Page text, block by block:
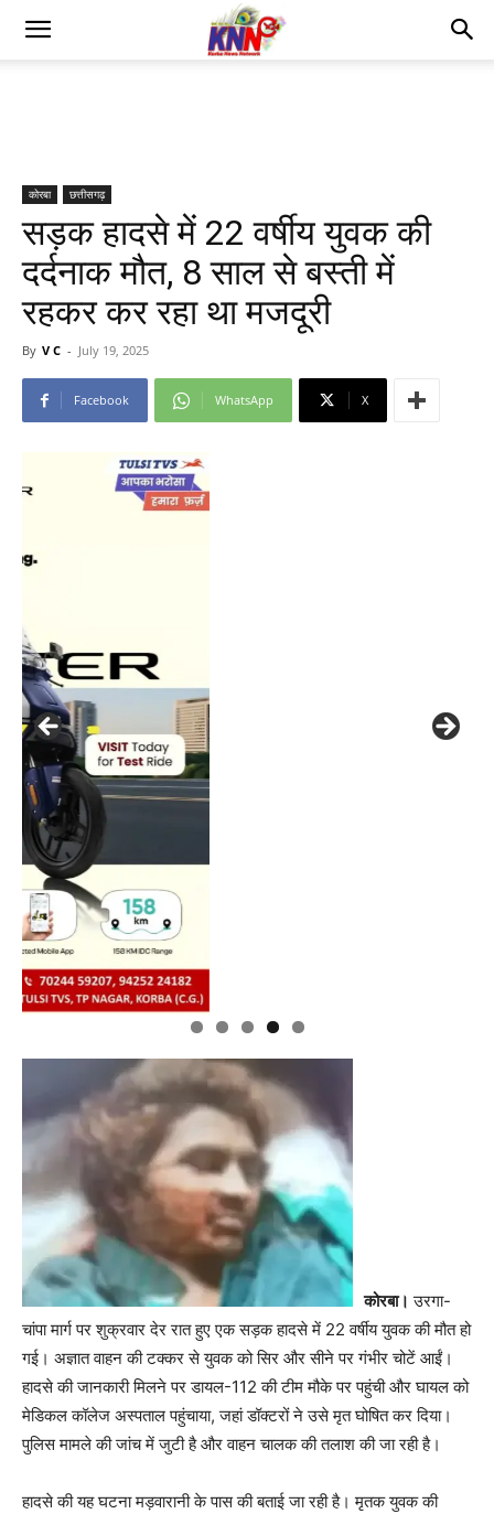
कोरबा छत्तीसगढ़
सड़क हादसे में 22 वर्षीय युवक की
दर्दनाक मौत, 8 साल से बस्ती में
रहकर कर रहा था मजदूरी
By V C - July 19, 2025
Facebook WhatsApp X
कोरबा। उरगा-
चांपा मार्ग पर शुक्रवार देर रात हुए एक सड़क हादसे में 22 वर्षीय युवक की मौत हो
गई। अज्ञात वाहन की टक्कर से युवक को सिर और सीने पर गंभीर चोटें आईं।
हादसे की जानकारी मिलने पर डायल-112 की टीम मौके पर पहुंची और घायल को
मेडिकल कॉलेज अस्पताल पहुंचाया, जहां डॉक्टरों ने उसे मृत घोषित कर दिया।
पुलिस मामले की जांच में जुटी है और वाहन चालक की तलाश की जा रही है।
हादसे की यह घटना मड़वारानी के पास की बताई जा रही है। मृतक युवक की